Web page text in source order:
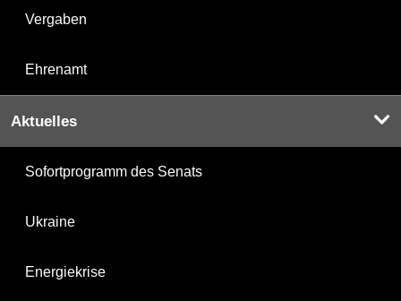
Vergaben
Ehrenamt
Aktuelles
Sofortprogramm des Senats
Ukraine
Energiekrise